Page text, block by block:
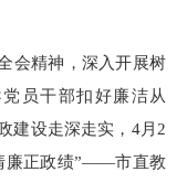
会精神，深入开展树
员干部扣好廉洁从
建设走深走实，4月2
廉正政绩”——市直教